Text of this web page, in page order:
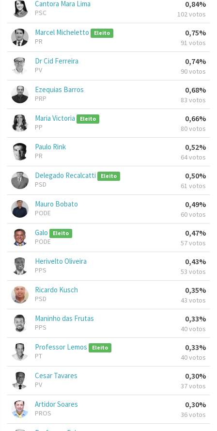
Cantora Mara Lima
PSC
0,84%
102 votos
Marcel Micheletto Eleito
PR
0,75%
91 votos
Dr Cid Ferreira
PV
0,74%
90 votos
Ezequias Barros
PRP
0,68%
83 votos
Maria Victoria Eleito
PP
0,66%
80 votos
Paulo Rink
PR
0,52%
64 votos
Delegado Recalcatti Eleito
PSD
0,50%
61 votos
Mauro Bobato
PODE
0,49%
60 votos
Galo Eleito
PODE
0,47%
57 votos
Herivelto Oliveira
PPS
0,43%
53 votos
Ricardo Kusch
PSD
0,35%
43 votos
Maninho das Frutas
PPS
0,33%
40 votos
Professor Lemos Eleito
PT
0,33%
40 votos
Cesar Tavares
PV
0,30%
37 votos
Artidor Soares
PROS
0,30%
36 votos